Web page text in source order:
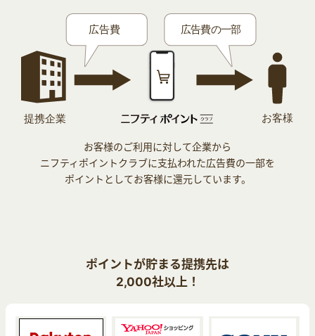
お客様のご利用に対して企業から
ニフティポイントクラブに支払われた広告費の一部を
ポイントとしてお客様に還元しています。
ポイントが貯まる提携先は
2,000社以上！